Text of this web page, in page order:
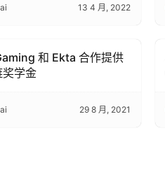
13 4 月, 2022
Technology
和 Ekta 合作提供
奖学金
29 8 月, 2021